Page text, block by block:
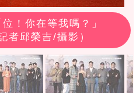
！你在等我嗎？」
者邱榮吉/攝影）